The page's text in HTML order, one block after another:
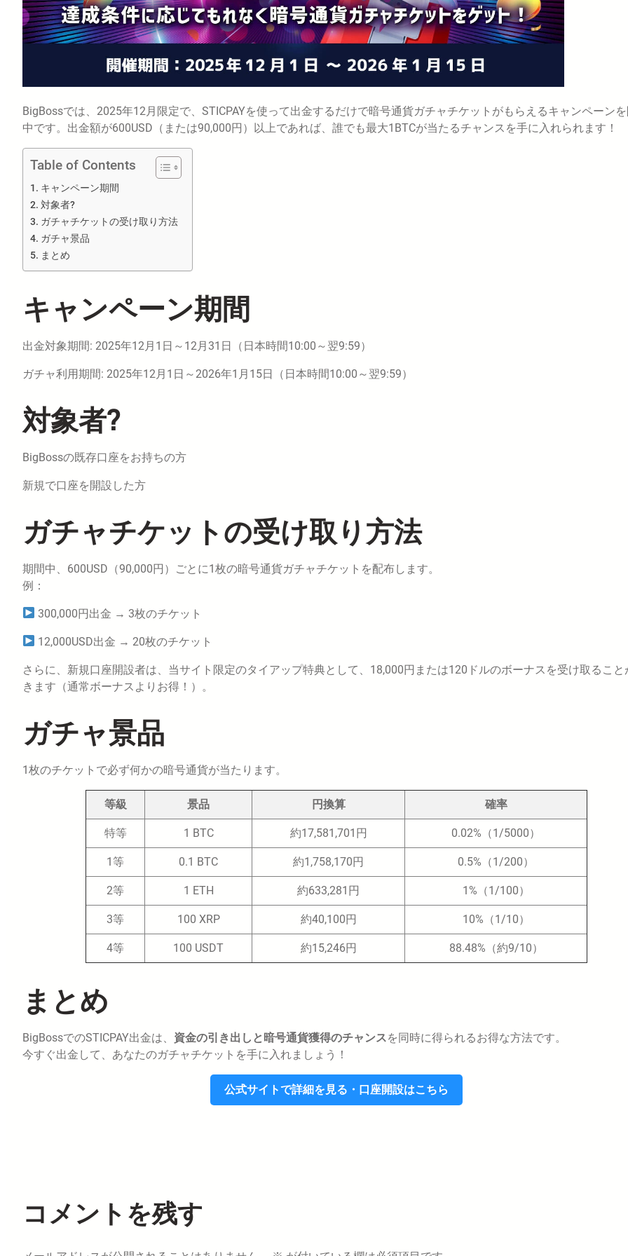
BigBossでは、2025年12月限定で、STICPAYを使って出金するだけで暗号通貨ガチャチケットがもらえるキャンペーン
中です。出金額が600USD（または90,000円）以上であれば、誰でも最大1BTCが当たるチャンスを手に入れられます！
Table of Contents
キャンペーン期間
対象者?
ガチャチケットの受け取り方法
ガチャ景品
まとめ
キャンペーン期間
出金対象期間: 2025年12月1日～12月31日（日本時間10:00～翌9:59）
ガチャ利用期間: 2025年12月1日～2026年1月15日（日本時間10:00～翌9:59）
対象者?
BigBossの既存口座をお持ちの方
新規で口座を開設した方
ガチャチケットの受け取り方法
期間中、600USD（90,000円）ごとに1枚の暗号通貨ガチャチケットを配布します。
例：
300,000円出金 → 3枚のチケット
12,000USD出金 → 20枚のチケット
さらに、新規口座開設者は、当サイト限定のタイアップ特典として、18,000円または120ドルのボーナスを受け取ること
きます（通常ボーナスよりお得！）。
ガチャ景品
1枚のチケットで必ず何かの暗号通貨が当たります。
等級 景品 円換算 確率
特等 1 BTC 約17,581,701円 0.02%（1/5000）
1等 0.1 BTC 約1,758,170円 0.5%（1/200）
2等 1 ETH 約633,281円 1%（1/100）
3等 100 XRP 約40,100円 10%（1/10）
4等 100 USDT 約15,246円 88.48%（約9/10）
まとめ
BigBossでのSTICPAY出金は、 資金の引き出しと暗号通貨獲得のチャンスを同時に得られるお得な方法です。
今すぐ出金して、あなたのガチャチケットを手に入れましょう！
公式サイトで詳細を見る・口座開設はこちら
コメントを残す